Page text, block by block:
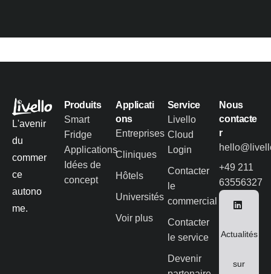
L'avenir
du
commer
ce
autono
me.
Produits
Smart
Fridge
Applications
Idées de
concept
Applicati
ons
Entreprises
Cliniques
Hôtels
Universités
Voir plus
Service
Livello
Cloud
Login
Contacter
le
commercial
Contacter
le service
Devenir
Nous
contacte
r
+49 211
63556327
Actualités
sur